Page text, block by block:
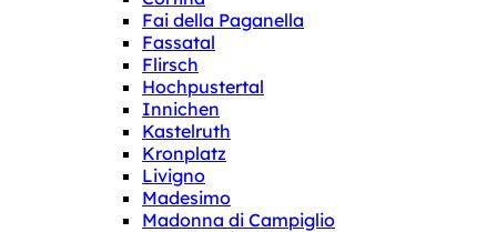
Fai della Paganella
Fassatal
Flirsch
Hochpustertal
Innichen
Kastelruth
Kronplatz
Livigno
Madesimo
Madonna di Campiglio